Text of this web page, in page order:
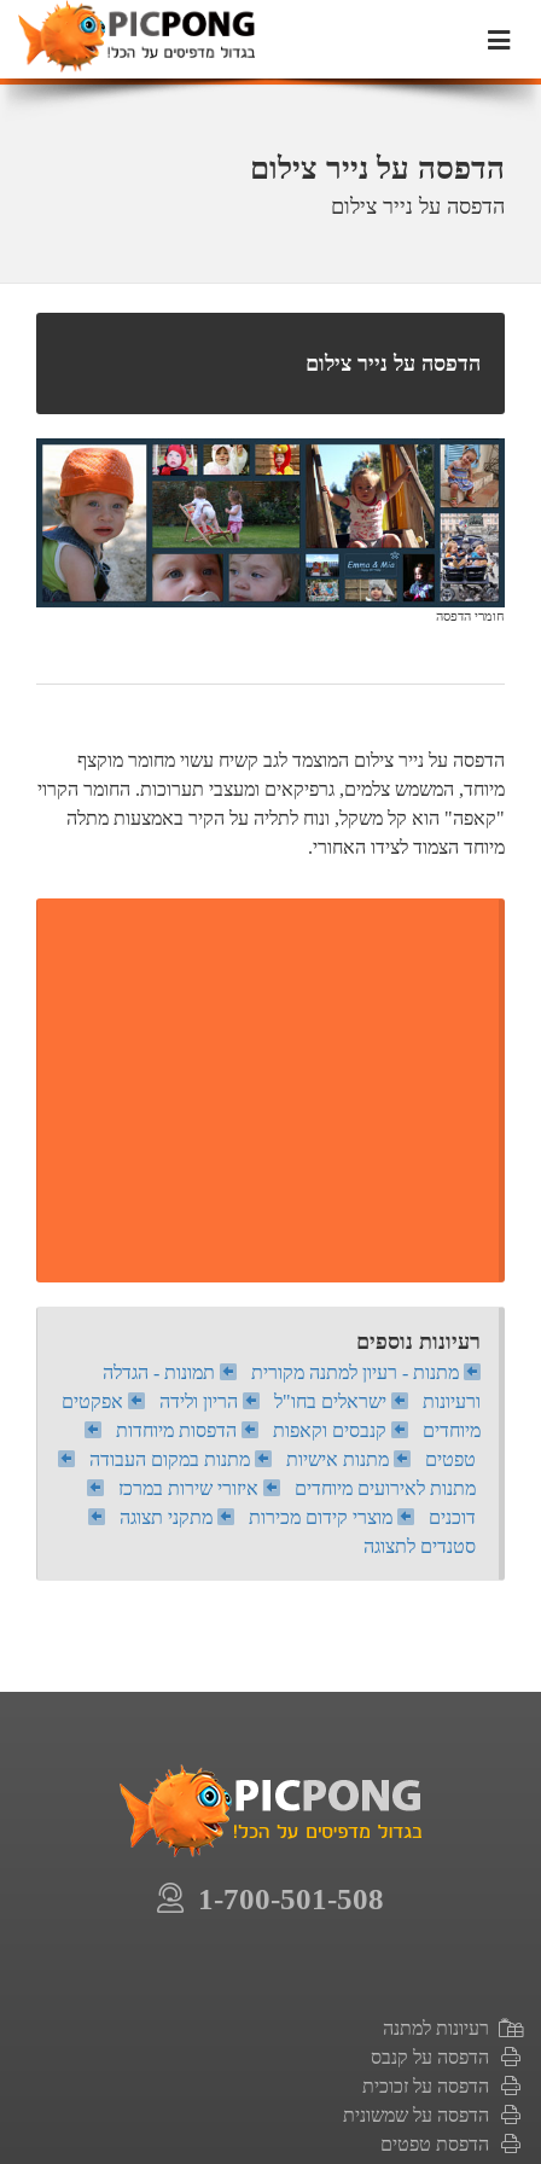
הדפסה על נייר צילום
הדפסה על נייר צילום
הדפסה על נייר צילום
חומרי הדפסה
הדפסה על נייר צילום המוצמד לגב קשיח עשוי מחומר מוקצף
מיוחד, המשמש צלמים, גרפיקאים ומעצבי תערוכות. החומר הקרוי
"קאפה" הוא קל משקל, ונוח לתליה על הקיר באמצעות מתלה
מיוחד הצמוד לצידו האחורי.
רעיונות נוספים
מתנות - רעיון למתנה מקורית
תמונות - הגדלה
ורעיונות
ישראלים בחו"ל הריון ולידה
אפקטים
מיוחדים
קנבסים וקאפות
הדפסות מיוחדות
טפטים
מתנות אישיות
מתנות במקום העבודה
מתנות לאירועים מיוחדים
איזורי שירות במרכז
דוכנים
מוצרי קידום מכירות
מתקני תצוגה
סטנדים לתצוגה
1-700-501-508
רעיונות למתנה
הדפסה על קנבס
הדפסה על זכוכית
הדפסה על שמשונית
הדפסת טפטים